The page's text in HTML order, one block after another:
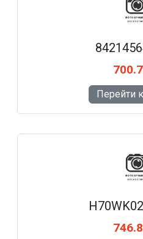
Перейти